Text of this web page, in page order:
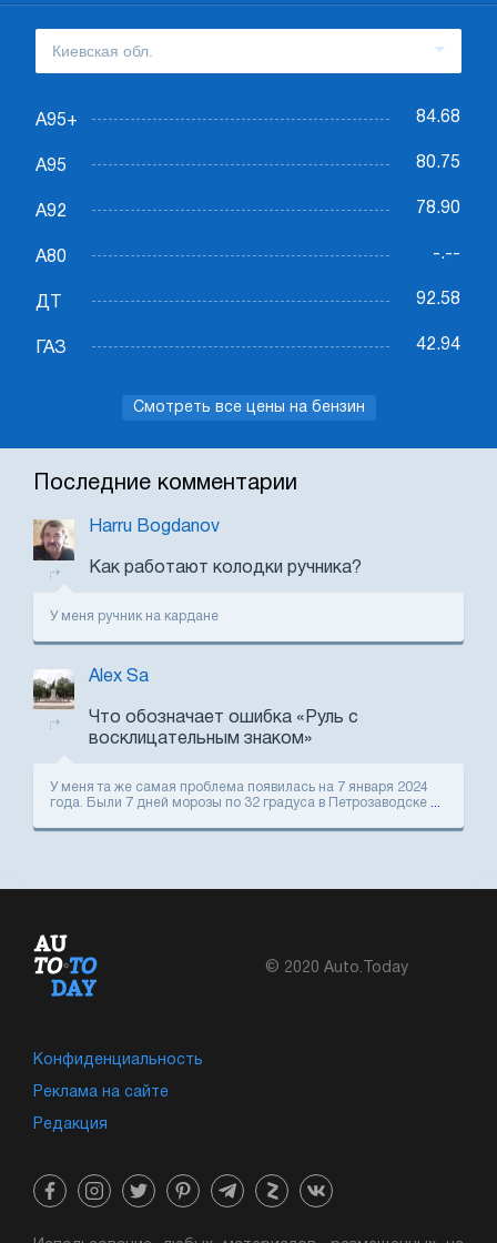
А95+ 84.68
А95 80.75
А92 78.90
А80 -.--
ДТ 92.58
ГАЗ 42.94
Смотреть все цены на бензин
Последние комментарии
Harru Bogdanov
Как работают колодки ручника?
У меня ручник на кардане
Alex Sa
Что обозначает ошибка «Руль с
восклицательным знаком»
У меня та же самая проблема появилась на 7 января 2024
года. Были 7 дней морозы по 32 градуса в Петрозаводске ...
© 2020 Auto.Today
Конфиденциальность
Реклама на сайте
Редакция